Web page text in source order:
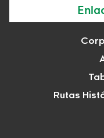
Rutas